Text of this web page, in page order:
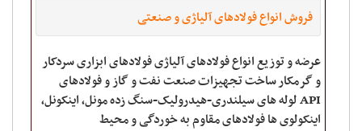
فروش انواع فولادهای آلیاژی و صنعتی
عرضه و توزیع انواع فولادهای آلیاژی فولادهای ابزاری سردکار
و گرمکار ساخت تجهیزات صنعت نفت و گاز و فولادهای
API لوله های سیلندری-هیدرولیک-سنگ زده مونل، اینکونل،
اینکولوی ها فولادهای مقاوم به خوردگی و محیط